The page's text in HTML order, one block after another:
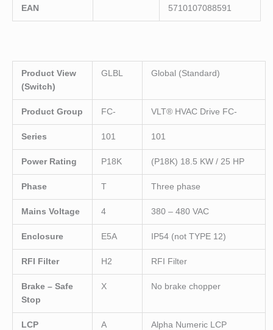
EAN 5710107088591
Product View
(Switch)
GLBL Global (Standard)
Product Group FC- VLT®HVAC Drive FC-
Series 101 101
Power Rating P18K (P18K) 18.5 KW / 25 HP
Phase T Three phase
Mains Voltage 4 380 – 480 VAC
Enclosure E5A IP54 (not TYPE 12)
RFI Filter H2 RFI Filter
Brake – Safe
Stop
X No brake chopper
LCP A Alpha Numeric LCP